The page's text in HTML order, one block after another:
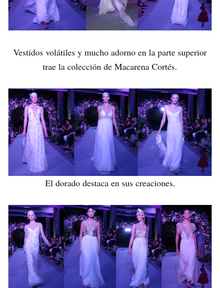
Vestidos volátiles y mucho adorno en la parte superior
trae la colección de Macarena Cortés.
El dorado destaca en sus creaciones.